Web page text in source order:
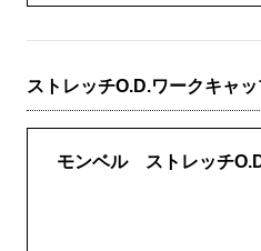
ストレッチO.D.ワークキャ
モンベル ストレッチ